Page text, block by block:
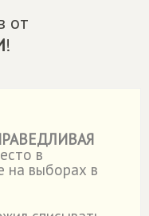
от
!
в
на выборах в